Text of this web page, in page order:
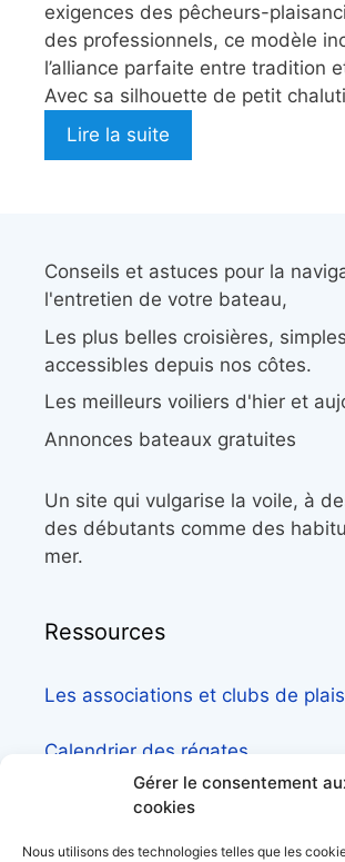
Gérer le consentement
cookies
Nous utilisons des technologies telles que les
exigences des pêcheurs-
des professionnels, ce modèle
l’alliance parfaite entre tradition
Avec sa silhouette de petit
Lire la suite
Conseils et astuces pour la
l'entretien de votre bateau,
Les plus belles croisières,
accessibles depuis nos côtes.
Les meilleurs voiliers d'hier et
Annonces bateaux gratuites
Un site qui vulgarise la voile, à
des débutants comme des
mer.
Ressources
Les associations et clubs de
Calendrier des régates
Calendrier des événements